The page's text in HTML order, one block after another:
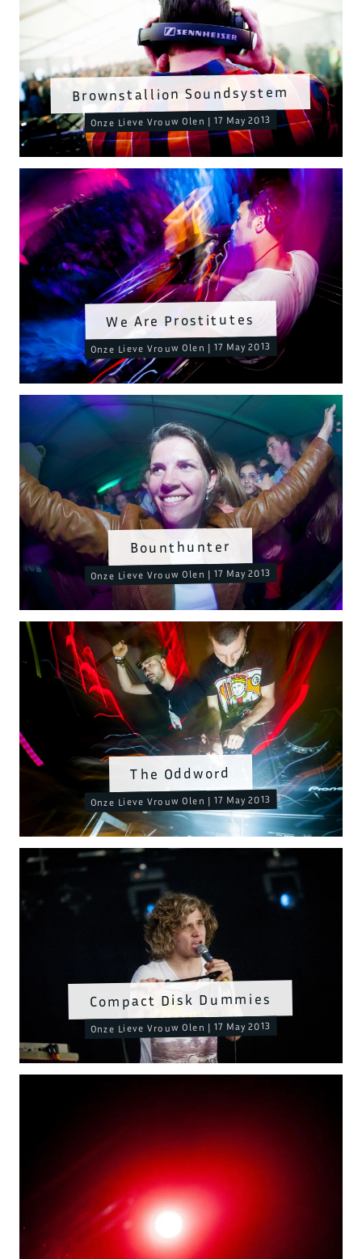
We Are Prostitutes
Onze Lieve Vrouw Olen | 17 May 2013
The Oddword
Onze Lieve Vrouw Olen | 17 May 2013
Compact Disk Dummies
Onze Lieve Vrouw Olen | 17 May 2013
Bounthunter
Onze Lieve Vrouw Olen | 17 May 2013
Brownstallion Soundsystem
Onze Lieve Vrouw Olen | 17 May 2013